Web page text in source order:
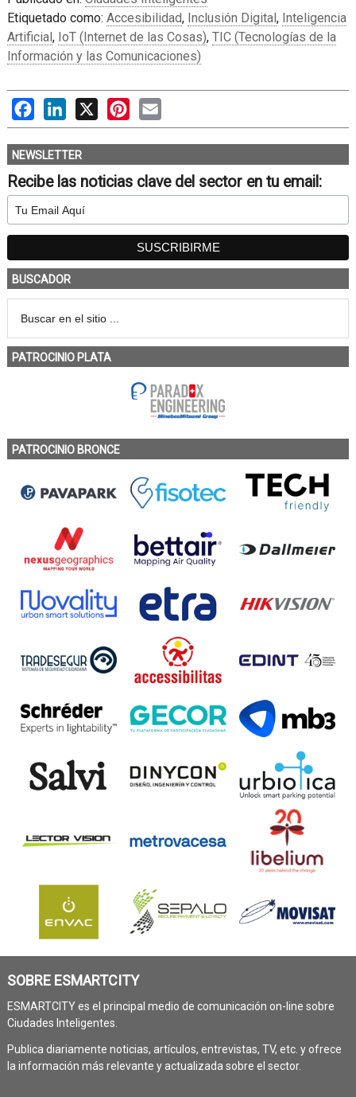
Etiquetado como: Accesibilidad, Inclusión Digital, Inteligencia
Artificial, IoT (Internet de las Cosas), TIC (Tecnologías de la
Información y las Comunicaciones)
FacebookLinkedIn
X PinterestEmail
NEWSLETTER
Recibe las noticias clave del sector en tu email:
BUSCADOR
PATROCINIO PLATA
PATROCINIO BRONCE
SOBRE ESMARTCITY
ESMARTCITY es el principal medio de comunicación on-line sobre
Ciudades Inteligentes.
Publica diariamente noticias, artículos, entrevistas, TV, etc. y ofrece
la información más relevante y actualizada sobre el sector.